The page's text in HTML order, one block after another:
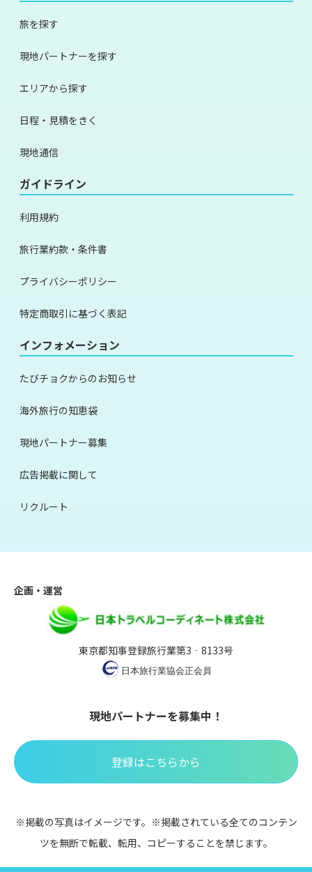
旅を探す
現地パートナーを探す
エリアから探す
日程・見積をきく
現地通信
ガイドライン
利用規約
旅行業約款・条件書
プライバシーポリシー
特定商取引に基づく表記
インフォメーション
たびチョクからのお知らせ
海外旅行の知恵袋
現地パートナー募集
広告掲載に関して
リクルート
企画・運営
東京都知事登録旅行業第3‐8133号
現地パートナーを募集中！
登録はこちらから
※掲載の写真はイメージです。※掲載されている全てのコンテン
ツを無断で転載、転用、コピーすることを禁じます。